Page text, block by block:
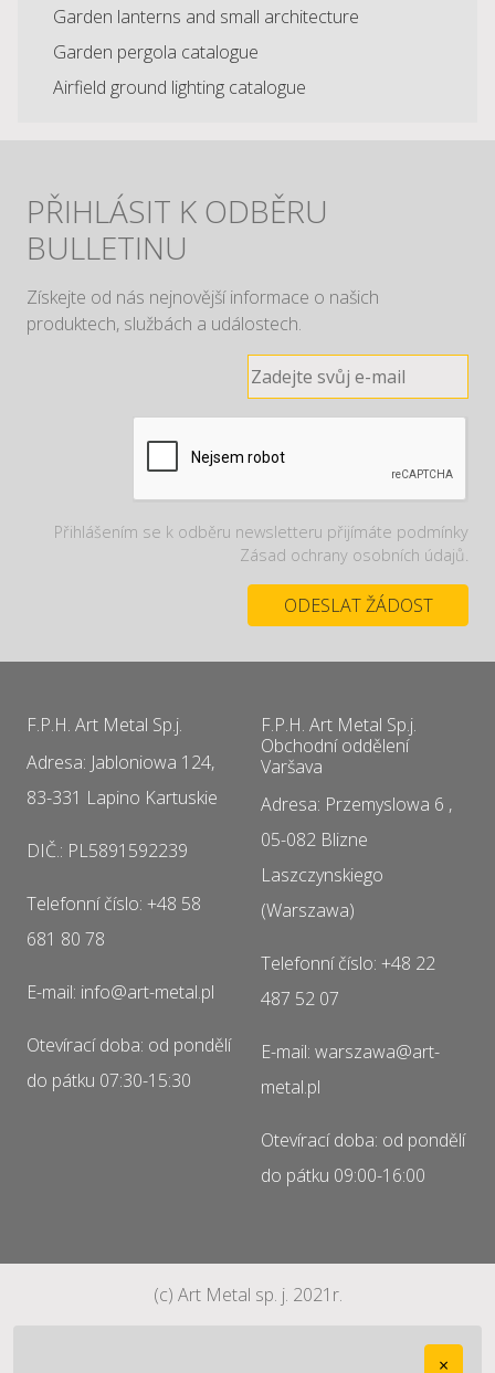
Garden lanterns and small architecture
Garden pergola catalogue
Airfield ground lighting catalogue
PŘIHLÁSIT K ODBĚRU
BULLETINU
Získejte od nás nejnovější informace o našich
produktech, službách a událostech.
Přihlášením se k odběru newsletteru přijímáte podmínky
Zásad ochrany osobních údajů.
F.P.H. Art Metal Sp.j.
Adresa: Jabloniowa 124,
83-331 Lapino Kartuskie
DIČ.: PL5891592239
Telefonní číslo: +48 58
681 80 78
E-mail: info@art-metal.pl
Otevírací doba: od pondělí
do pátku 07:30-15:30
F.P.H. Art Metal Sp.j.
Obchodní oddělení
Varšava
Adresa: Przemyslowa 6 ,
05-082 Blizne
Laszczynskiego
(Warszawa)
Telefonní číslo: +48 22
487 52 07
E-mail: warszawa@art-
metal.pl
Otevírací doba: od pondělí
do pátku 09:00-16:00
(c) Art Metal sp. j. 2021r.
×